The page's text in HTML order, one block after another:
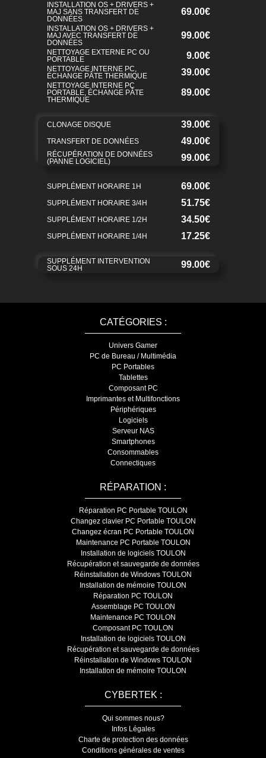
INSTALLATION OS + DRIVERS +
MAJ SANS TRANSFERT DE
DONNÉES
69.00€
INSTALLATION OS + DRIVERS +
MAJ AVEC TRANSFERT DE
DONNÉES
99.00€
NETTOYAGE EXTERNE PC OU
PORTABLE
9.00€
NETTOYAGE INTERNE PC,
ÉCHANGE PÂTE THERMIQUE
39.00€
NETTOYAGE INTERNE PC
PORTABLE, ÉCHANGE PÂTE
THERMIQUE
89.00€
CLONAGE DISQUE 39.00€
TRANSFERT DE DONNÉES 49.00€
RÉCUPÉRATION DE DONNÉES
(PANNE LOGICIEL)
99.00€
SUPPLÉMENT HORAIRE 1H 69.00€
SUPPLÉMENT HORAIRE 3/4H 51.75€
SUPPLÉMENT HORAIRE 1/2H 34.50€
SUPPLÉMENT HORAIRE 1/4H 17.25€
SUPPLÉMENT INTERVENTION
SOUS 24H
99.00€
CATÉGORIES :
Univers Gamer
PC de Bureau / Multimédia
PC Portables
Tablettes
Composant PC
Imprimantes et Multifonctions
Périphériques
Logiciels
Serveur NAS
Smartphones
Consommables
Connectiques
RÉPARATION :
Réparation PC Portable TOULON
Changez clavier PC Portable TOULON
Changez écran PC Portable TOULON
Maintenance PC Portable TOULON
Installation de logiciels TOULON
Récupération et sauvegarde de données
Réinstallation de Windows TOULON
Installation de mémoire TOULON
Réparation PC TOULON
Assemblage PC TOULON
Maintenance PC TOULON
Composant PC TOULON
Installation de logiciels TOULON
Récupération et sauvegarde de données
Réinstallation de Windows TOULON
Installation de mémoire TOULON
CYBERTEK :
Qui sommes nous?
Infos Légales
Charte de protection des données
Conditions générales de ventes